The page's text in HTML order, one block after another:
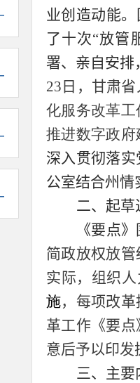
业创造动能
了十次“放管
署、亲自安排
23 日，甘肃
化服务改革工
推进数字政
深入贯彻落
公室结合州情
二、起草
《要点
简政放权放
实际，组织
施，每项改
革工作《要
意后予以印发
三、主要